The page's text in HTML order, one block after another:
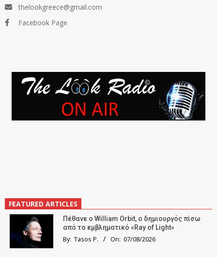
thelookgreece@gmail.com
Facebook Page
FEATURED ARTICLES
Πέθανε ο William Orbit, ο δημιουργός πίσω
από το εμβληματικό «Ray of Light»
By: Tasos P. On: 07/08/2026